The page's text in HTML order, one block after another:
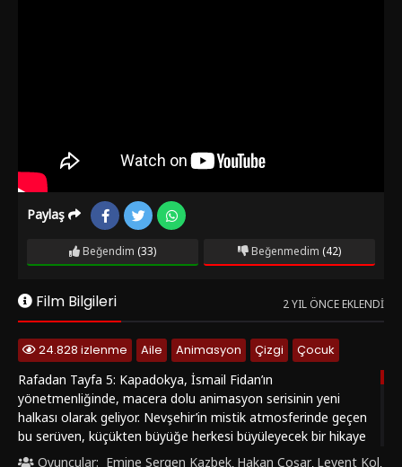
Paylaş
Beğendim (33) Beğenmedim (42)
Film Bilgileri 2 YIL ÖNCE EKLENDI
24.828 izlenme Aile Animasyon Çizgi
Çocuk
Rafadan Tayfa 5: Kapadokya, İsmail Fidan’ın
yönetmenliğinde, macera dolu animasyon serisinin yeni
halkası olarak geliyor. Nevşehir’in mistik atmosferinde geçen
bu serüven, küçükten büyüğe herkesi büyüleyecek bir hikaye
sunuyor. Bağ bozumu festivalinde düzenlenecek olan
Oyuncular: Emine Sergen Kazbek, Hakan Coşar, Levent Kol,